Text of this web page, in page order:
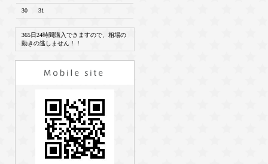
30 31
365日24時間購入できますので、相場の
動きの逃しません！！